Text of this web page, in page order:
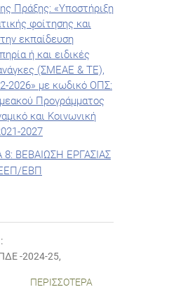
Πράξης: «Υποστήριξη
φοίτησης και
εκπαίδευση
ή και ειδικές
(ΣΜΕΑΕ & ΤΕ),
2026» με κωδικό ΟΠΣ:
Προγράμματος
και Κοινωνική
2027
ΒΕΒΑΙΩΣΗ ΕΡΓΑΣΙΑΣ
ΕΒΠ
-2024-25,
ΠΕΡΙΣΣΌΤΕΡΑ